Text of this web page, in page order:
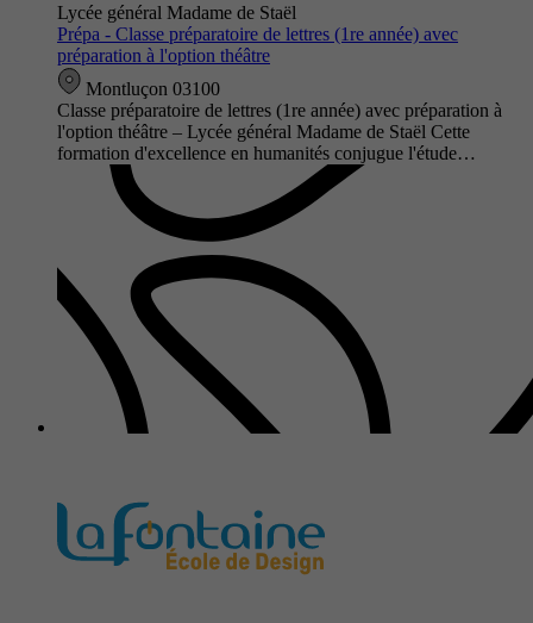
Lycée général Madame de Staël
Prépa - Classe préparatoire de lettres (1re année) avec
préparation à l'option théâtre
Montluçon 03100
Classe préparatoire de lettres (1re année) avec préparation à
l'option théâtre – Lycée général Madame de Staël Cette
formation d'excellence en humanités conjugue l'étude…